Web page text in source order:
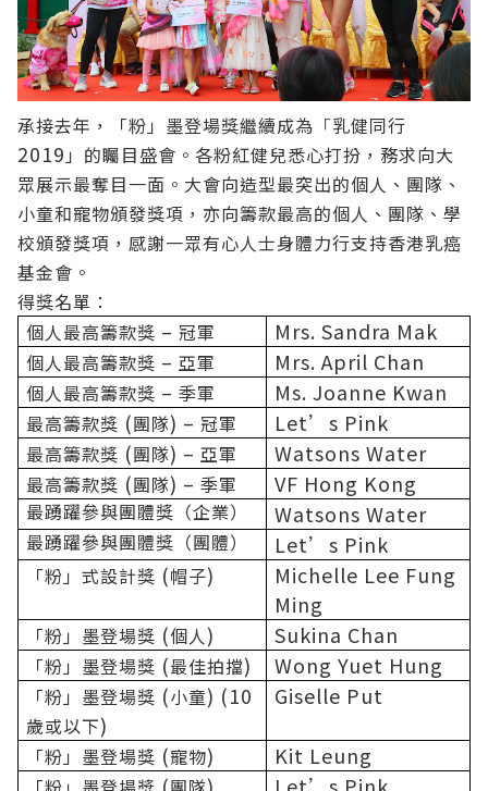
承接去年，「粉」墨登場獎繼續成為 「乳健同行
2019 」 的矚目盛會。各粉紅健兒悉心打扮，務求向大
眾展示最奪目一面。大會向造型最突出的個人、團隊、
小童和寵物頒發獎項，亦向籌款最高的個人、團隊、學
校頒發獎項，感謝一眾有心人士身體力行支持香港乳癌
基金會。
得獎名單：
個人最高籌款獎 –冠軍 Mrs. Sandra Mak
個人最高籌款獎 –亞軍 Mrs. April Chan
個人最高籌款獎 –季軍 Ms. Joanne Kwan
最高籌款獎 (團隊) –冠軍 Let’s Pink
最高籌款獎 (團隊) –亞軍 Watsons Water
最高籌款獎 (團隊) –季軍 VF Hong Kong
最踴躍參與團體獎 （企業） Watsons Water
最踴躍參與團體獎 （團體） Let’s Pink
「粉」式設計獎 (帽子)
Michelle Lee Fung
Ming
「粉」墨登場獎 (個人) Sukina Chan
「粉」墨登場獎 (最佳拍擋) Wong Yuet Hung
「粉」墨登場獎 (小童) (10
歲或以下)
Giselle Put
「粉」墨登場獎 (寵物) Kit Leung